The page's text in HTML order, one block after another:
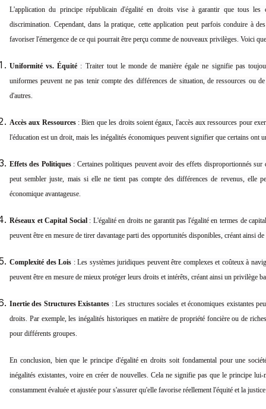
L'application du principe républicain d'égalité en droits vise à garantir que tous les
discrimination. Cependant, dans la pratique, cette application peut parfois conduire à
favoriser l'émergence de ce qui pourrait être perçu comme de nouveaux privilèges. Voici
Uniformité vs. Équité : Traiter tout le monde de manière égale ne signifie pas
uniformes peuvent ne pas tenir compte des différences de situation, de ressources ou
d'autres.
Accès aux Ressources: Bien que les droits soient égaux, l'accès aux ressources pour
l'éducation est un droit, mais les inégalités économiques peuvent signifier que certains ont
Effets des Politiques: Certaines politiques peuvent avoir des effets disproportionnés
peut sembler juste, mais si elle ne tient pas compte des différences de revenus, elle
économique avantageuse.
Réseaux et Capital Social: L'égalité en droits ne garantit pas l'égalité en termes de
peuvent être en mesure de tirer davantage parti des opportunités disponibles, créant ainsi
Complexité des Lois : Les systèmes juridiques peuvent être complexes et coûteux à
peuvent être en mesure de mieux protéger leurs droits et intérêts, créant ainsi un privilège
Inertie des Structures Existantes : Les structures sociales et économiques existantes
droits. Par exemple, les inégalités historiques en matière de propriété foncière ou de
pour différents groupes.
En conclusion, bien que le principe d'égalité en droits soit fondamental pour une
inégalités existantes, voire en créer de nouvelles. Cela ne signifie pas que le principe
constamment évaluée et ajustée pour s'assurer qu'elle favorise réellement l'équité et la